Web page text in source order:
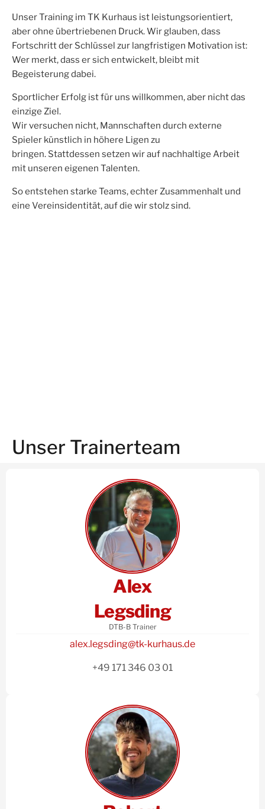
Unser Training im TK Kurhaus ist leistungsorientiert,
aber ohne übertriebenen Druck. Wir glauben, dass
Fortschritt der Schlüssel zur langfristigen Motivation ist:
Wer merkt, dass er sich entwickelt, bleibt mit
Begeisterung dabei.
Sportlicher Erfolg ist für uns willkommen, aber nicht das
einzige Ziel.
Wir versuchen nicht, Mannschaften durch externe
Spieler künstlich in höhere Ligen zu
bringen. Stattdessen setzen wir auf nachhaltige Arbeit
mit unseren eigenen Talenten.
So entstehen starke Teams, echter Zusammenhalt und
eine Vereinsidentität, auf die wir stolz sind.
Unser Trainerteam
Alex
Legsding
DTB-B Trainer
alex.legsding@tk-kurhaus.de
+49 171 346 03 01